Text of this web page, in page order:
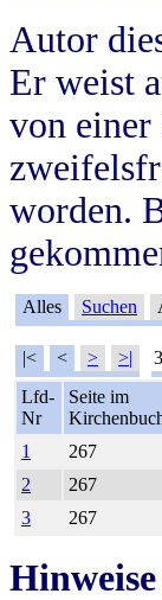
Autor
Er weist
von
worden.
Alles Suchen
|< < > >|
Lfd-
Nr
Seite im
1
267
2
267
3
267